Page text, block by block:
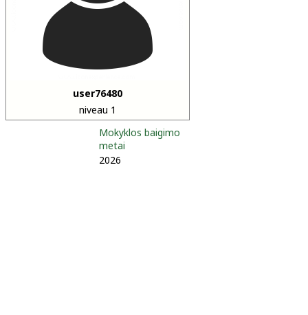
user76480
niveau 1
Mokyklos baigimo
metai
2026